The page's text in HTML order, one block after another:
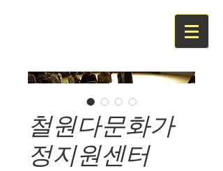
철원다문화가
정지원센터